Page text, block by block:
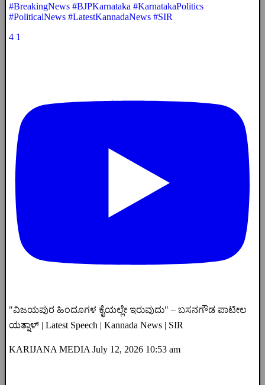
#BreakingNews #BJPKarnataka #KarnatakaPolitics
#PoliticalNews #LatestKannadaNews #SIR
4 1
"ವಿಜಯಪುರ ಹಿಂದೂಗಳ ಕೈಯಲ್ಲೇ ಇರುವುದು" – ಬಸನಗೌಡ ಪಾಟೀಲ
ಯತ್ನಾಳ್ | Latest Speech | Kannada News | SIR
KARIJANA MEDIA July 12, 2026 10:53 am